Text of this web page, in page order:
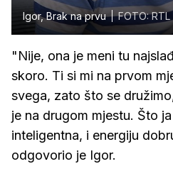
Igor, Brak na prvu FOTO: RTL
"Nije, ona je meni tu
skoro. Ti si mi na prvom
svega, zato što se
je na drugom mjestu. Što
inteligentna, i energiju
odgovorio je Igor.